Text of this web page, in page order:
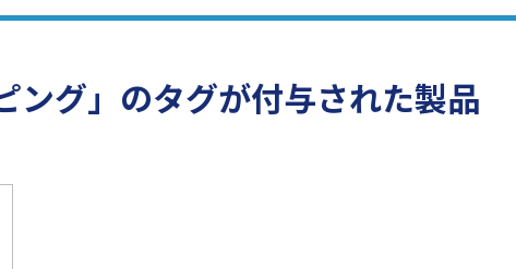
ング」のタグが付与された製品